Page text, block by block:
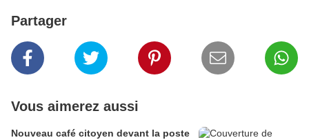
Partager
Vous aimerez aussi
Nouveau café citoyen devant la poste